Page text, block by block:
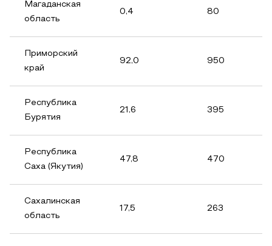
Магаданская
область
0,4 80
Приморский
край
92,0 950
Республика
Бурятия
21,6 395
Республика
Саха (Якутия)
47,8 470
Сахалинская
область
17,5 263